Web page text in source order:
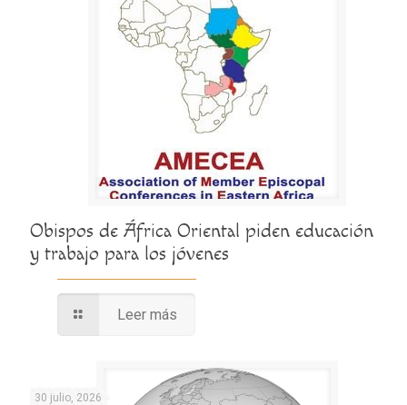
Obispos de África Oriental piden educación
y trabajo para los jóvenes
Leer más
30 julio, 2026